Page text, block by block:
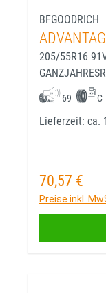
BFGOODRICH
205/55R16
69 C
Lieferzeit: ca.
Regulärer
70,57 €
Preise inkl.